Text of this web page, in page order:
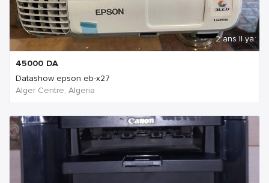
2 ans Il ya
45000 DA
Datashow epson eb-x27
Alger Centre, Algeria